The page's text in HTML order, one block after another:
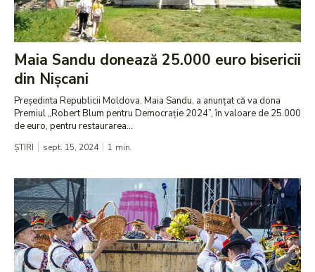
Maia Sandu donează 25.000 euro bisericii
din Nișcani
Președinta Republicii Moldova, Maia Sandu, a anunțat că va dona
Premiul „Robert Blum pentru Democrație 2024”, în valoare de 25.000
de euro, pentru restaurarea...
ȘTIRI sept. 15, 2024 1 min.